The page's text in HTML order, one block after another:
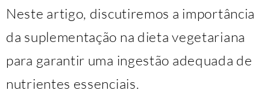
Neste artigo, discutiremos a importância
da suplementação na dieta vegetariana
para garantir uma ingestão adequada de
nutrientes essenciais.